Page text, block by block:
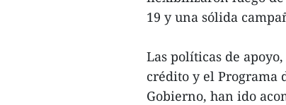
19 y una sólida
Las políticas de
crédito y el Programa
Gobierno, han ido